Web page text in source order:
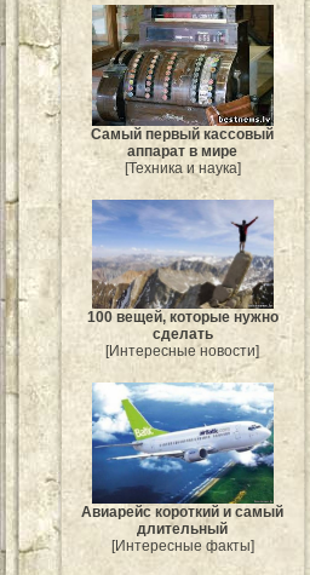
Самый первый кассовый
аппарат в мире
[Техника и наука]
100 вещей, которые нужно
сделать
[Интересные новости]
Авиарейс короткий и самый
длительный
[Интересные факты]